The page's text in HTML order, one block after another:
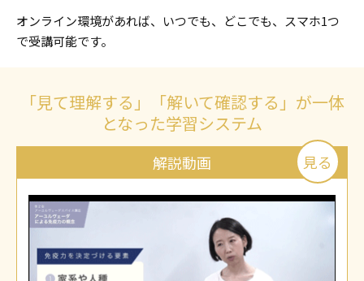
オンライン環境があれば、いつでも、どこでも、スマホ1つ
で受講可能です。
「見て理解する」「解いて確認する」が一体
となった学習システム
解説動画 見る